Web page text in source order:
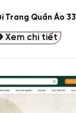
Trang Quần Áo 33
Xem chi tiết